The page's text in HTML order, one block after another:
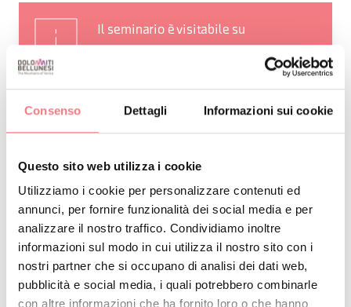
Consenso Dettagli Informazioni sui cookie
Questo sito web utilizza i cookie
Utilizziamo i cookie per personalizzare contenuti ed
annunci, per fornire funzionalità dei social media e per
analizzare il nostro traffico. Condividiamo inoltre
informazioni sul modo in cui utilizza il nostro sito con i
nostri partner che si occupano di analisi dei dati web,
pubblicità e social media, i quali potrebbero combinarle
con altre informazioni che ha fornito loro o che hanno
Il seminario è visitabile su
Per maggiori informazioni visitare il
Tel: +39 0439 2171
E-mail:
seminario.feltre@chiesabellunofeltre.it